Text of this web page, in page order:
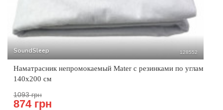
SoundSleep 128552
Наматрасник непромокаемый Mater с резинками по углам
140х200 см
1093 грн
874 грн